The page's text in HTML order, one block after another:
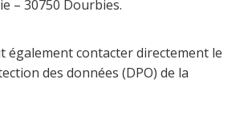
– 30750 Dourbies.
également contacter directement le
des données (DPO) de la